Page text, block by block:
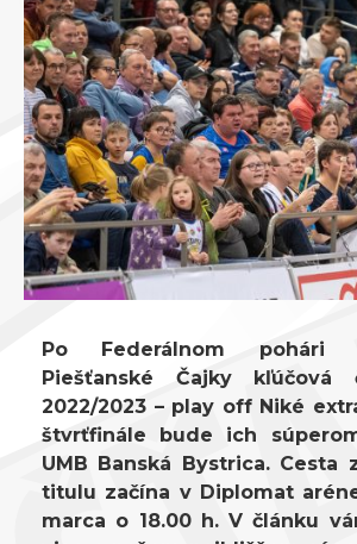
Po Federálnom pohári
Piešťanské Čajky kľúčová
2022/2023 – play off Niké
štvrťfinále bude ich
UMB Banská Bystrica. Cesta
titulu začína v Diplomat
marca o 18.00 h. V článku